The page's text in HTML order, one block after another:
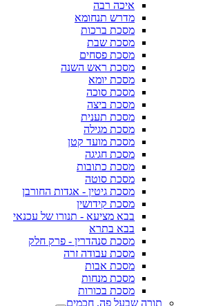
איכה רבה
מדרש תנחומא
מסכת ברכות
מסכת שבת
מסכת פסחים
מסכת ראש השנה
מסכת יומא
מסכת סוכה
מסכת ביצה
מסכת תענית
מסכת מגילה
מסכת מועד קטן
מסכת חגיגה
מסכת כתובות
מסכת סוטה
מסכת גיטין - אגדות החורבן
מסכת קידושין
בבא מציעא - תנורו של עכנאי
בבא בתרא
מסכת סנהדרין - פרק חלק
מסכת עבודה זרה
מסכת אבות
מסכת מנחות
מסכת בכורות
תורה שבעל פה, חכמים